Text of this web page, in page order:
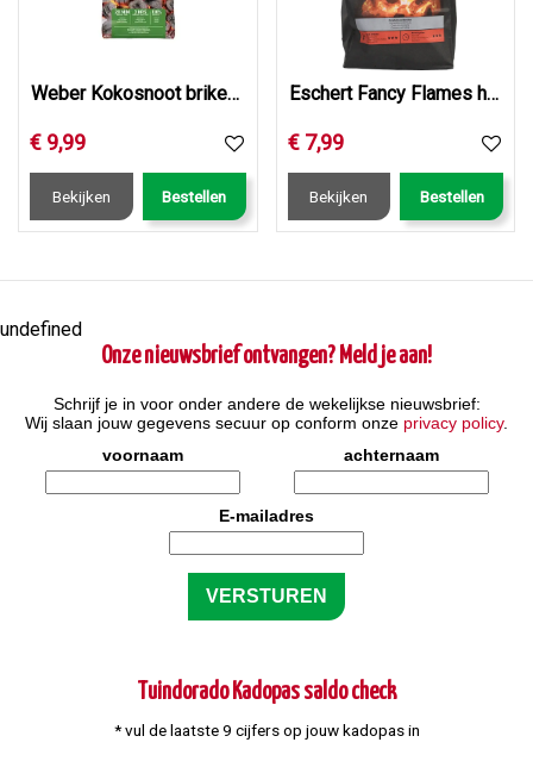
Weber Kokosnoot briketten 4kg
€ 9,99
Bekijken Bestellen
Eschert Fancy Flames houtskool 3kg
€ 7,99
Bekijken Bestellen
undefined
Onze nieuwsbrief ontvangen? Meld je aan!
Schrijf je in voor onder andere de wekelijkse nieuwsbrief:
Wij slaan jouw gegevens secuur op conform onze privacy policy.
voornaam
achternaam
E-mailadres
Tuindorado Kadopas saldo check
* vul de laatste 9 cijfers op jouw kadopas in